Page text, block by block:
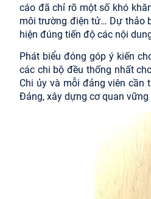
cáo đã chỉ rõ một số khó
môi trường điện tử… Dự thảo
hiện đúng tiến độ các nội
Phát biểu đóng góp ý kiến
các chi bộ đều thống nhất
Chi ủy và mỗi đảng viên cần
Đảng, xây dựng cơ quan vững